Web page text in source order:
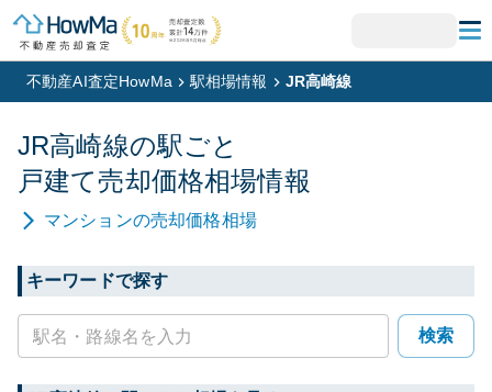
不動産AI査定HowMa 駅相場情報 JR高崎線
JR高崎線の駅ごと
戸建て売却価格相場情報
マンションの売却価格相場
キーワードで探す
検索